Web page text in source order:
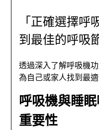
「正確選擇
到最佳的呼吸
透過深入了解呼吸機
為自己或家人找到最
呼吸機與睡
重要性